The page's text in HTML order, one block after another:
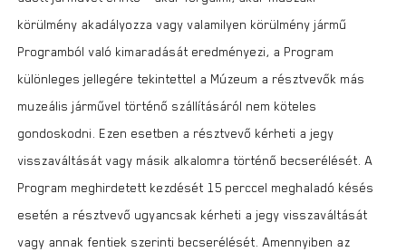
körülmény akadályozza vagy valamilyen körülmény jármű
Programból való kimaradását eredményezi, a Program
különleges jellegére tekintettel a Múzeum a résztvevők más
muzeális járművel történő szállításáról nem köteles
gondoskodni. Ezen esetben a résztvevő kérheti a jegy
visszaváltását vagy másik alkalomra történő becserélését. A
Program meghirdetett kezdését 15 perccel meghaladó késés
esetén a résztvevő ugyancsak kérheti a jegy visszaváltását
vagy annak fentiek szerinti becserélését. Amennyiben az